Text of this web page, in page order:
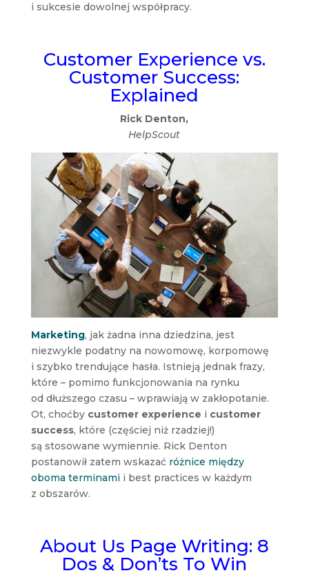
i sukcesie dowolnej współpracy.
Customer Experience vs.
Customer Success:
Explained
Rick Denton,
HelpScout
Marketing, jak żadna inna dziedzina, jest
niezwykle podatny na nowomowę, korpomowę
i szybko trendujące hasła. Istnieją jednak frazy,
które – pomimo funkcjonowania na rynku
od dłuższego czasu – wprawiają w zakłopotanie.
Ot, choćby customer experience i customer
success, które (częściej niż rzadziej!)
są stosowane wymiennie. Rick Denton
postanowił zatem wskazać różnice między
oboma terminamii best practices w każdym
z obszarów.
About Us Page Writing: 8
Dos & Don’ts To Win